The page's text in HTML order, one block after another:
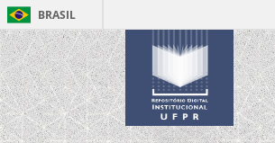
BRASIL
Acesso